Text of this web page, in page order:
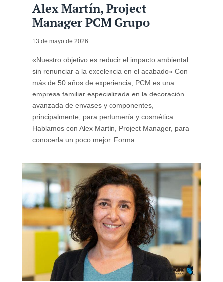
Alex Martín, Project
Manager PCM Grupo
13 de mayo de 2026
«Nuestro objetivo es reducir el impacto ambiental
sin renunciar a la excelencia en el acabado» Con
más de 50 años de experiencia, PCM es una
empresa familiar especializada en la decoración
avanzada de envases y componentes,
principalmente, para perfumería y cosmética.
Hablamos con Alex Martín, Project Manager, para
conocerla un poco mejor. Forma ...